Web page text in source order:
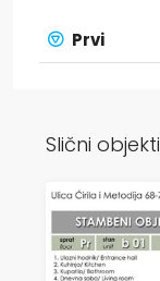
Prvi
Slični objekti